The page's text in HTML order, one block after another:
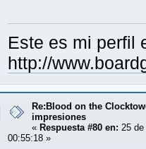
Este es mi perfil
http://
Re:Blood on the
impresiones
« Respuesta #80 en: 25
00:55:18 »